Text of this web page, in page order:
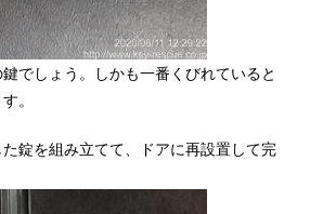
でしょう。しかも一番くびれていると
。
錠を組み立てて、ドアに再設置して完